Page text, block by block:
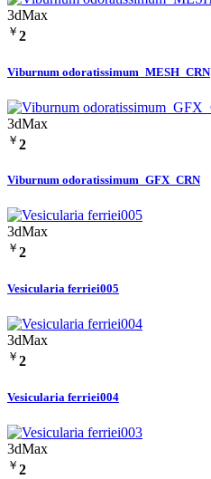
3dMax
￥ 2
Viburnum odoratissimum_MESH_CRN
3dMax
￥ 2
Viburnum odoratissimum_GFX_CRN
3dMax
￥ 2
Vesicularia ferriei005
3dMax
￥ 2
Vesicularia ferriei004
3dMax
￥ 2